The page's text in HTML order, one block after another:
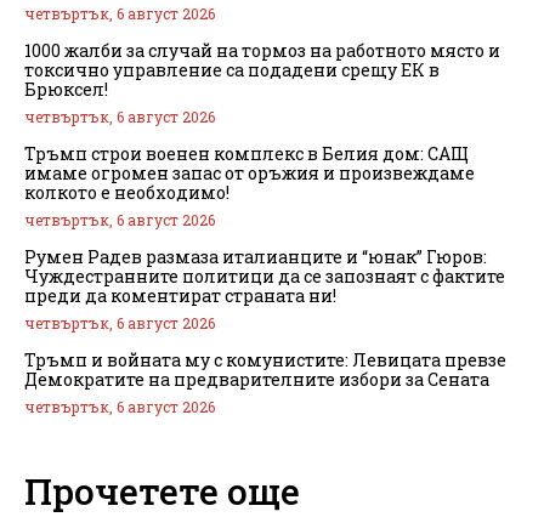
четвъртък, 6 август 2026
1000 жалби за случай на тормоз на работното място и
токсично управление са подадени срещу ЕК в
Брюксел!
четвъртък, 6 август 2026
Тръмп строи военен комплекс в Белия дом: САЩ
имаме огромен запас от оръжия и произвеждаме
колкото е необходимо!
четвъртък, 6 август 2026
Румен Радев размаза италианците и “юнак” Гюров:
Чуждестранните политици да се запознаят с фактите
преди да коментират страната ни!
четвъртък, 6 август 2026
Тръмп и войната му с комунистите: Левицата превзе
Демократите на предварителните избори за Сената
четвъртък, 6 август 2026
Прочетете още